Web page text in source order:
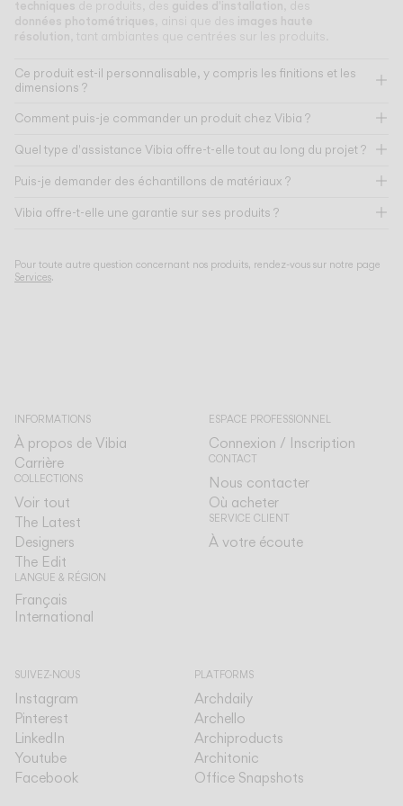
techniques de produits, des guides d'installation , des
données photométriques , ainsi que des images haute
résolution , tant ambiantes que centrées sur les produits.
Ce produit est-il personnalisable, y compris les finitions et les
dimensions ?
Comment puis-je commander un produit chez Vibia ?
Quel type d'assistance Vibia offre-t-elle tout au long du projet ?
Puis-je demander des échantillons de matériaux ?
Vibia offre-t-elle une garantie sur ses produits ?
Pour toute autre question concernant nos produits, rendez-vous sur notre page
Services.
INFORMATIONS
À propos de Vibia
Carrière
COLLECTIONS
Voir tout
The Latest
Designers
The Edit
LANGUE & RÉGION
Français
International
ESPACE PROFESSIONNEL
Connexion / Inscription
CONTACT
Nous contacter
Où acheter
SERVICE CLIENT
À votre écoute
SUIVEZ-NOUS
Instagram
Pinterest
LinkedIn
Youtube
Facebook
PLATFORMS
Archdaily
Archello
Archiproducts
Architonic
Office Snapshots